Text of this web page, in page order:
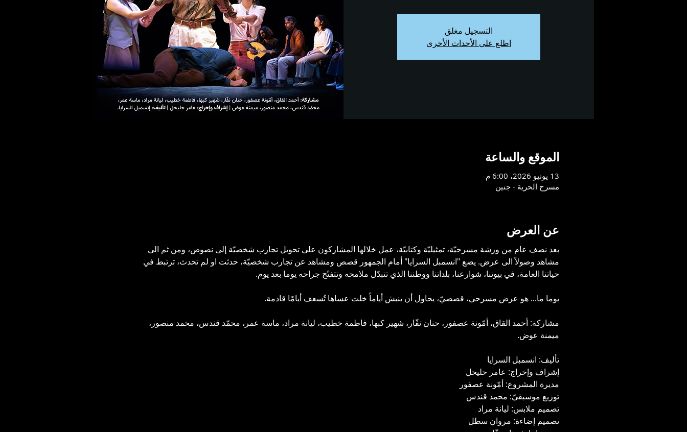
التسجيل مغلق
اطلع على الأحداث الأخرى
الموقع والساعة
13 يونيو 2026، 6:00 م
مسرح الحرية - جنين
عن العرض
بعد نصف عام من ورشة مسرحيّة، تمثيليّة وكتابيّة، عمل خلالها المشاركون على تحويل تجارب شخصيّة إلى نصوص، ومن ثم الى
مشاهد وصولاً الى عرض. يضع "انسمبل السرايا" أمام الجمهور قصص ومشاهد عن تجارب شخصيّة، حدثت او لم تحدث، ترتبط في
حياتنا العامة، في بيوتنا، شوارعنا، بلداتنا ووطننا الذي تتبدّل ملامحه وتتفتًح جراحه يوما بعد يوم.
يوما ما... هو عرض مسرحي، قصصيّ، يحاول أن ينبش أياماً خلت عساها تُسعف أيامًا قادمة.
مشاركة: أحمد القاق، أمّونة عصفور، حنان نفّار، شهير كبها، فاطمة خطيب، ليانة مراد، ماسة عمر، محمّد قندس، محمد منصور،
ميمنة عوض.
تأليف: انسمبل السرايا
إشراف وإخراج: عامر حليحل
مديرة المشروع: أمّونة عصفور
توزيع موسيقيّ: محمد قندس
تصميم ملابس: ليانة مراد
تصميم إضاءة: مروان سطل